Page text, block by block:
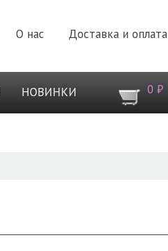
О нас Доставка и оплата
НОВИНКИ 0 ₽